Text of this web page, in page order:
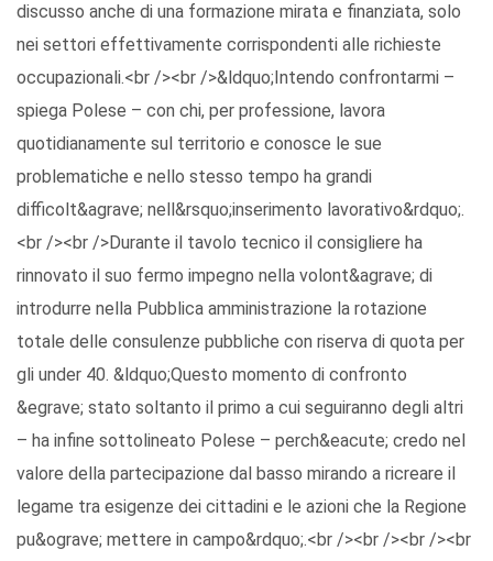
discusso anche di una formazione mirata e finanziata, solo
nei settori effettivamente corrispondenti alle richieste
occupazionali.<br /><br />&ldquo;Intendo confrontarmi –
spiega Polese – con chi, per professione, lavora
quotidianamente sul territorio e conosce le sue
problematiche e nello stesso tempo ha grandi
difficolt&agrave; nell&rsquo;inserimento lavorativo&rdquo;.
<br /><br />Durante il tavolo tecnico il consigliere ha
rinnovato il suo fermo impegno nella volont&agrave; di
introdurre nella Pubblica amministrazione la rotazione
totale delle consulenze pubbliche con riserva di quota per
gli under 40. &ldquo;Questo momento di confronto
&egrave; stato soltanto il primo a cui seguiranno degli altri
– ha infine sottolineato Polese – perch&eacute; credo nel
valore della partecipazione dal basso mirando a ricreare il
legame tra esigenze dei cittadini e le azioni che la Regione
pu&ograve; mettere in campo&rdquo;.<br /><br /><br /><br